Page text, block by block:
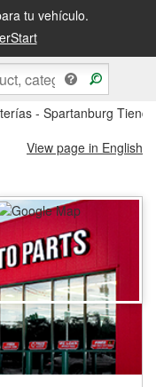
tu vehículo.
recógela en la tienda
- Spartanburg
View page in English